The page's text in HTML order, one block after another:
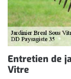
Entretien de
Vitre